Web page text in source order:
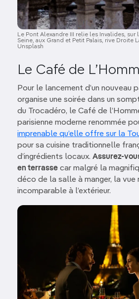
Le Pont Alexandre III relie les Invalides, sur
Seine, aux Grand et Petit Palais, rive Droite
Unsplash
Le Café de
Pour le lancement d’un nouveau
organise une soirée dans un
du Trocadéro, le Café de
parisienne moderne renommée
imprenable qu’elle offre sur la
pour sa cuisine traditionnelle
d’ingrédients locaux. Assurez-
en terrasse car malgré la
déco de la salle à manger, la vue
incomparable à l’extérieur.
Image